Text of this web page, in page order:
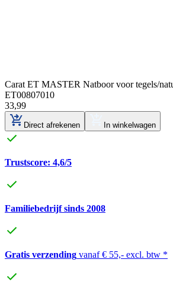
Carat ET MASTER Natboor voor tegels/
ET00807010
33,99
Direct afrekenen In winkelwagen
Trustscore: 4,6/5
Familiebedrijf sinds 2008
Gratis verzending vanaf € 55,- excl. btw *